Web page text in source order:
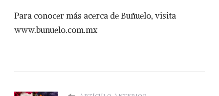
Para conocer más acerca de Buñuelo, visita
www.bunuelo.com.mx